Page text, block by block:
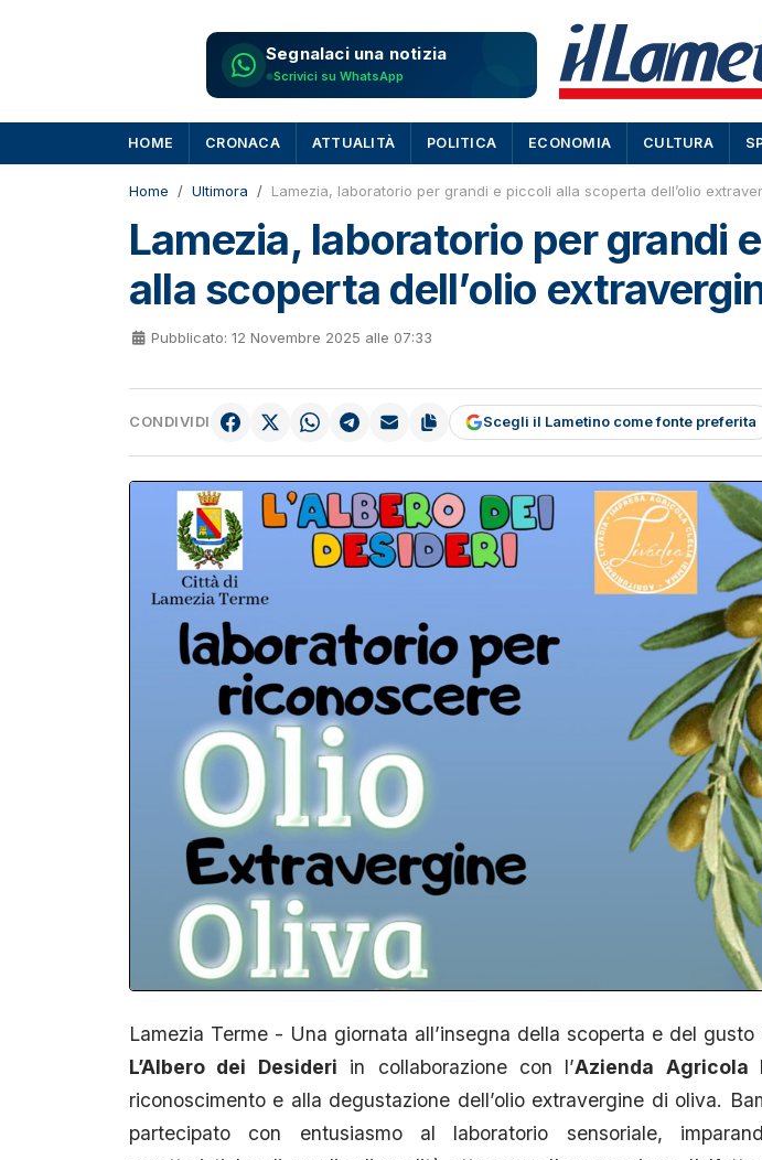
Segnalaci una notizia
Scrivici su WhatsApp
HOME CRONACA ATTUALITÀ POLITICA ECONOMIA CULTURA
Home Ultimora Lamezia, laboratorio per grandi e piccoli alla scoperta dell’olio
Lamezia, laboratorio per grandi
alla scoperta dell’olio
Pubblicato: 12 Novembre 2025 alle 07:33
CONDIVIDI Scegli il Lametino come fonte preferita
Lamezia Terme - Una giornata all’insegna della scoperta e del
L’Albero dei Desideri in collaborazione con l’Azienda Agricola
riconoscimento e alla degustazione dell’olio extravergine di oliva.
partecipato con entusiasmo al laboratorio sensoriale,